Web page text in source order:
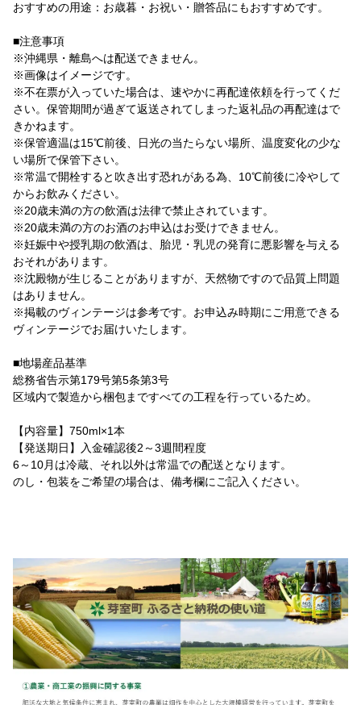
おすすめの用途：お歳暮・お祝い・贈答品にもおすすめです。
■注意事項
※沖縄県・離島へは配送できません。
※画像はイメージです。
※不在票が入っていた場合は、速やかに再配達依頼を行ってくだ
さい。保管期間が過ぎて返送されてしまった返礼品の再配達はで
きかねます。
※保管適温は15℃前後、日光の当たらない場所、温度変化の少な
い場所で保管下さい。
※常温で開栓すると吹き出す恐れがある為、10℃前後に冷やして
からお飲みください。
※20歳未満の方の飲酒は法律で禁止されています。
※20歳未満の方のお酒のお申込はお受けできません。
※妊娠中や授乳期の飲酒は、胎児・乳児の発育に悪影響を与える
おそれがあります。
※沈殿物が生じることがありますが、天然物ですので品質上問題
はありません。
※掲載のヴィンテージは参考です。お申込み時期にご用意できる
ヴィンテージでお届けいたします。
■地場産品基準
総務省告示第179号第5条第3号
区域内で製造から梱包まですべての工程を行っているため。
【内容量】750ml×1本
【発送期日】入金確認後2～3週間程度
6～10月は冷蔵、それ以外は常温での配送となります。
のし・包装をご希望の場合は、備考欄にご記入ください。